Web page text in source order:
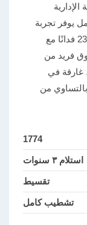
الإدارية
يوفر تجربة
أيقونية سلسة. يمتد المشروع على مساحة 23 فدانًا مع
فريد من
غارقة في
بالتساوي من
1774
استلام ٣ سنوات
تقسيط
تشطيب كامل